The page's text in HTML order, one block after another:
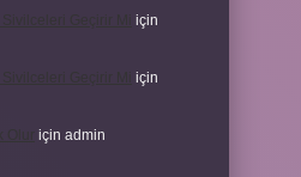
için
için
için admin